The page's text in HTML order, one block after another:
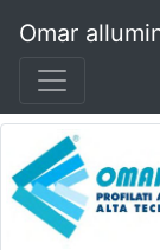
Omar